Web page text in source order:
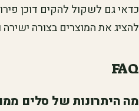
כדאי גם לשקול להקים דוכן
להציג את המוצרים בצורה
FAQ
מה היתרונות של סלים